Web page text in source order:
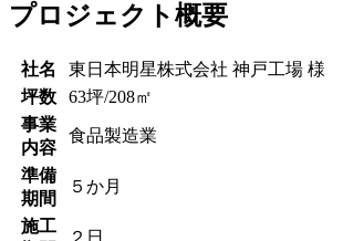
プロジェクト概要
社名
東日本明星株式会社 神戸工場 様
坪数
63坪/208㎡
事業
内容
食品製造業
準備
期間
５か月
施工